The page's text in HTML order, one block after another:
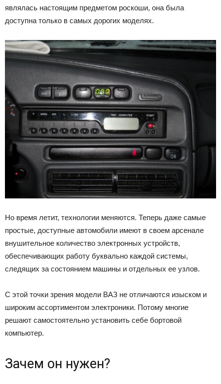
являлась настоящим предметом роскоши, она была
доступна только в самых дорогих моделях.
Но время летит, технологии меняются. Теперь даже самые
простые, доступные автомобили имеют в своем арсенале
внушительное количество электронных устройств,
обеспечивающих работу буквально каждой системы,
следящих за состоянием машины и отдельных ее узлов.
С этой точки зрения модели ВАЗ не отличаются изыском и
широким ассортиментом электроники. Потому многие
решают самостоятельно установить себе бортовой
компьютер.
Зачем он нужен?